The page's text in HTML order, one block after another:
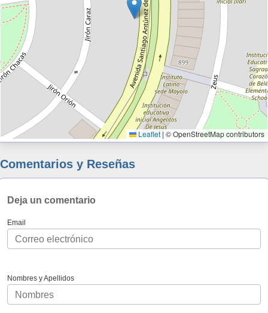
Leaflet | © OpenStreetMap contributors
Comentarios y Reseñas
Deja un comentario
Email
Nombres y Apellidos